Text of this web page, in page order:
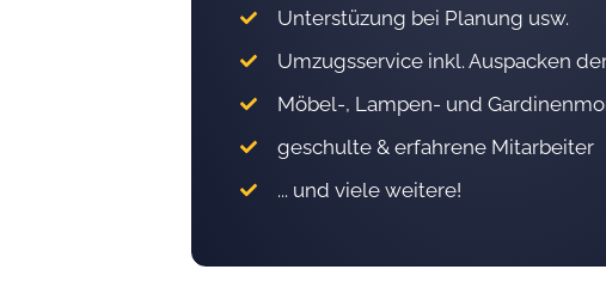
Unterstüzung bei Planung usw.
Umzugsservice inkl. Auspacken
Möbel-, Lampen- und
geschulte & erfahrene Mitarbeiter
... und viele weitere!